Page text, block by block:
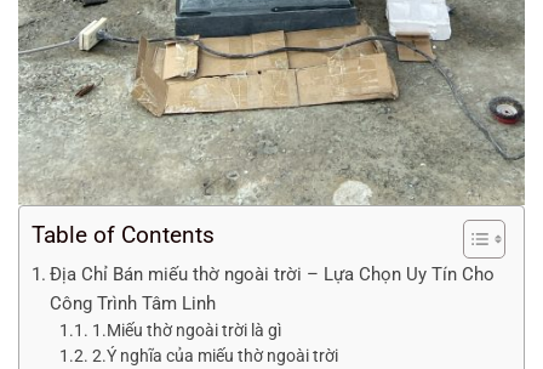
Table of Contents
Địa Chỉ Bán miếu thờ ngoài trời – Lựa Chọn Uy Tín Cho
Công Trình Tâm Linh
1.Miếu thờ ngoài trời là gì
2.Ý nghĩa của miếu thờ ngoài trời